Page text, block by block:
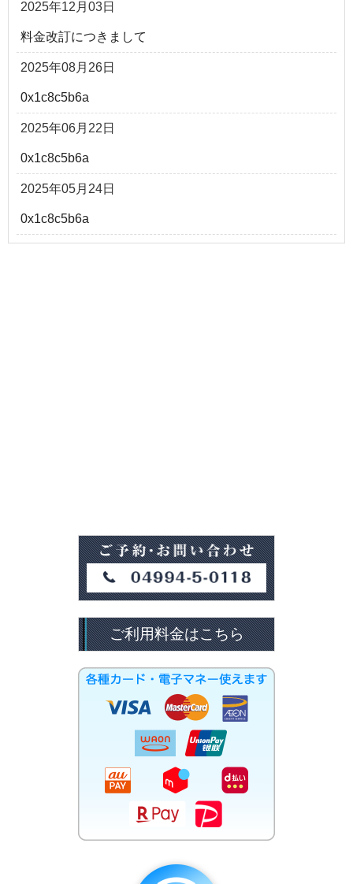
2025年12月03日
料金改訂につきまして
2025年08月26日
0x1c8c5b6a
2025年06月22日
0x1c8c5b6a
2025年05月24日
0x1c8c5b6a
ご利用料金はこちら